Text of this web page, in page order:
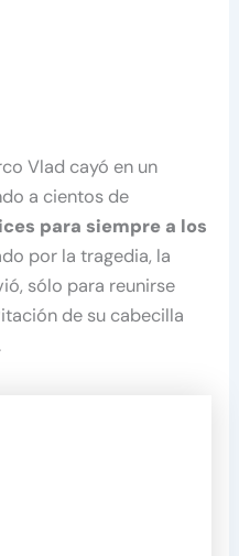
Vlad cayó en un
a cientos de
para siempre a los
por la tragedia, la
sólo para reunirse
de su cabecilla